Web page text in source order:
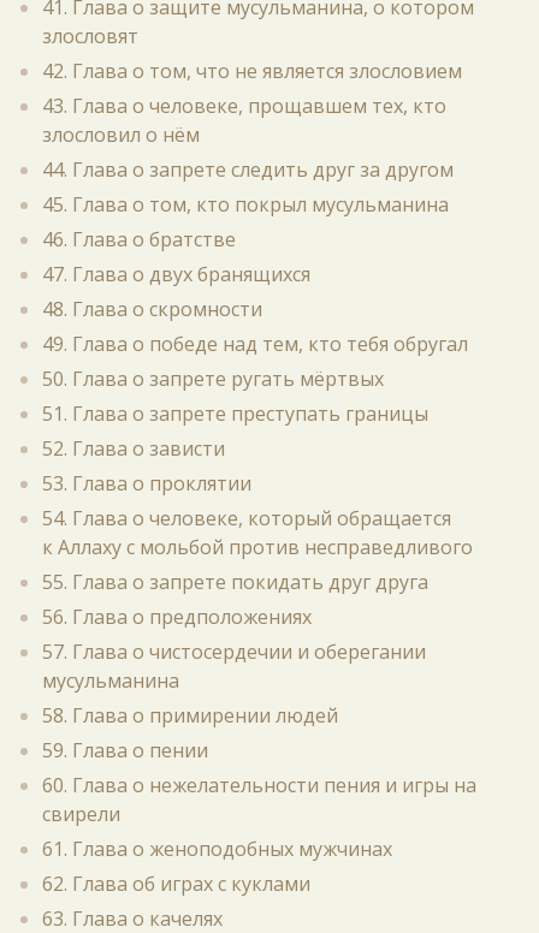
41. Глава о защите мусульманина, о котором
злословят
42. Глава о том, что не является злословием
43. Глава о человеке, прощавшем тех, кто
злословил о нём
44. Глава о запрете следить друг за другом
45. Глава о том, кто покрыл мусульманина
46. Глава о братстве
47. Глава о двух бранящихся
48. Глава о скромности
49. Глава о победе над тем, кто тебя обругал
50. Глава о запрете ругать мёртвых
51. Глава о запрете преступать границы
52. Глава о зависти
53. Глава о проклятии
54. Глава о человеке, который обращается
к Аллаху с мольбой против несправедливого
55. Глава о запрете покидать друг друга
56. Глава о предположениях
57. Глава о чистосердечии и оберегании
мусульманина
58. Глава о примирении людей
59. Глава о пении
60. Глава о нежелательности пения и игры на
свирели
61. Глава о женоподобных мужчинах
62. Глава об играх с куклами
63. Глава о качелях